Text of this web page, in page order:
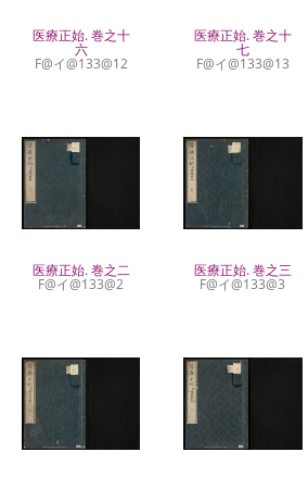
医療正始. 巻之十
六
F@イ@133@12
医療正始. 巻之十
七
F@イ@133@13
医療正始. 巻之二
F@イ@133@2
医療正始. 巻之三
F@イ@133@3